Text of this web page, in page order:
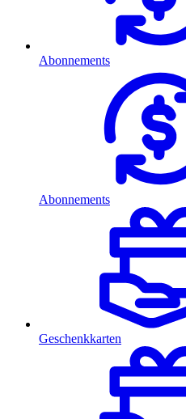
Abonnements
Abonnements
Geschenkkarten